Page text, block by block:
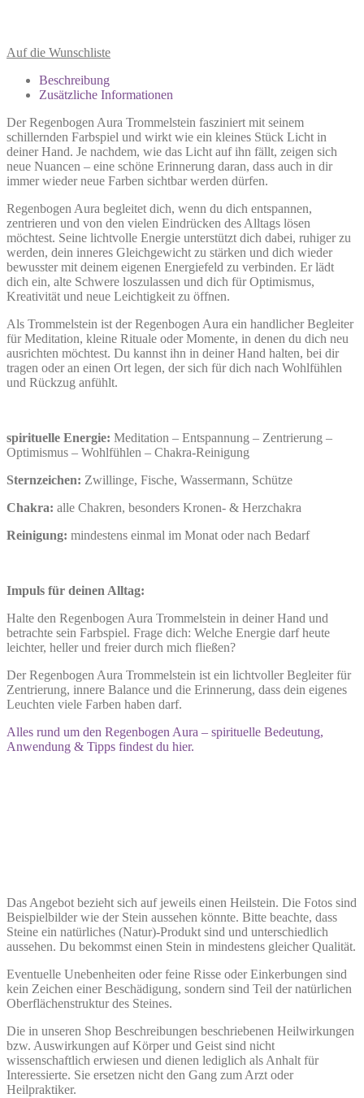
Auf die Wunschliste
Beschreibung
Zusätzliche Informationen
Der Regenbogen Aura Trommelstein fasziniert mit seinem
schillernden Farbspiel und wirkt wie ein kleines Stück Licht in
deiner Hand. Je nachdem, wie das Licht auf ihn fällt, zeigen sich
neue Nuancen – eine schöne Erinnerung daran, dass auch in dir
immer wieder neue Farben sichtbar werden dürfen.
Regenbogen Aura begleitet dich, wenn du dich entspannen,
zentrieren und von den vielen Eindrücken des Alltags lösen
möchtest. Seine lichtvolle Energie unterstützt dich dabei, ruhiger zu
werden, dein inneres Gleichgewicht zu stärken und dich wieder
bewusster mit deinem eigenen Energiefeld zu verbinden. Er lädt
dich ein, alte Schwere loszulassen und dich für Optimismus,
Kreativität und neue Leichtigkeit zu öffnen.
Als Trommelstein ist der Regenbogen Aura ein handlicher Begleiter
für Meditation, kleine Rituale oder Momente, in denen du dich neu
ausrichten möchtest. Du kannst ihn in deiner Hand halten, bei dir
tragen oder an einen Ort legen, der sich für dich nach Wohlfühlen
und Rückzug anfühlt.
spirituelle Energie: Meditation – Entspannung – Zentrierung –
Optimismus – Wohlfühlen – Chakra-Reinigung
Sternzeichen: Zwillinge, Fische, Wassermann, Schütze
Chakra: alle Chakren, besonders Kronen- & Herzchakra
Reinigung: mindestens einmal im Monat oder nach Bedarf
Impuls für deinen Alltag:
Halte den Regenbogen Aura Trommelstein in deiner Hand und
betrachte sein Farbspiel. Frage dich: Welche Energie darf heute
leichter, heller und freier durch mich fließen?
Der Regenbogen Aura Trommelstein ist ein lichtvoller Begleiter für
Zentrierung, innere Balance und die Erinnerung, dass dein eigenes
Leuchten viele Farben haben darf.
Alles rund um den Regenbogen Aura – spirituelle Bedeutung,
Anwendung & Tipps findest du hier.
Das Angebot bezieht sich auf jeweils einen Heilstein. Die Fotos sind
Beispielbilder wie der Stein aussehen könnte. Bitte beachte, dass
Steine ein natürliches (Natur)-Produkt sind und unterschiedlich
aussehen. Du bekommst einen Stein in mindestens gleicher Qualität.
Eventuelle Unebenheiten oder feine Risse oder Einkerbungen sind
kein Zeichen einer Beschädigung, sondern sind Teil der natürlichen
Oberflächenstruktur des Steines.
Die in unseren Shop Beschreibungen beschriebenen Heilwirkungen
bzw. Auswirkungen auf Körper und Geist sind nicht
wissenschaftlich erwiesen und dienen lediglich als Anhalt für
Interessierte. Sie ersetzen nicht den Gang zum Arzt oder
Heilpraktiker.